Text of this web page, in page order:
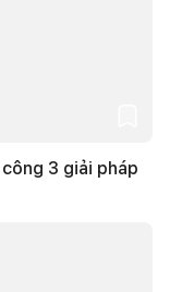
3 giải pháp